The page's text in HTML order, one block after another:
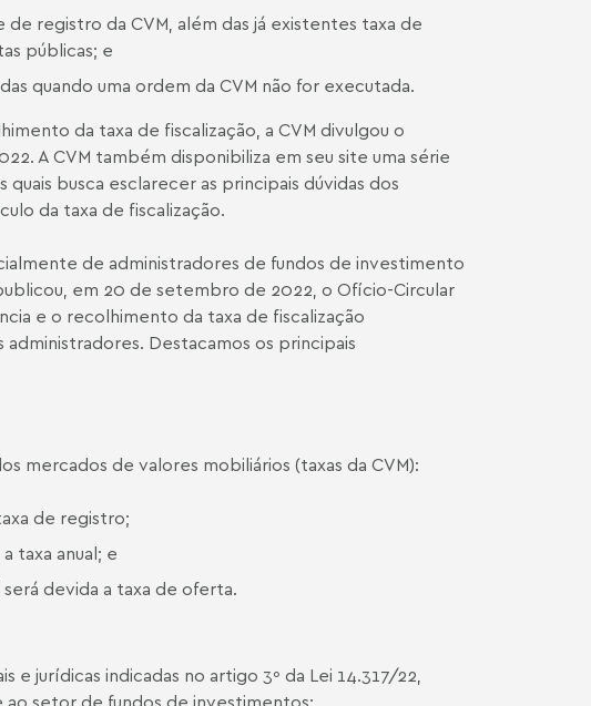
registro da CVM, além das já existentes taxa de
públicas; e
quando uma ordem da CVM não for executada.
da taxa de fiscalização, a CVM divulgou o
A CVM também disponibiliza em seu site uma série
quais busca esclarecer as principais dúvidas dos
da taxa de fiscalização.
de administradores de fundos de investimento
em 20 de setembro de 2022, o Ofício-Circular
e o recolhimento da taxa de fiscalização
Destacamos os principais
mercados de valores mobiliários (taxas da CVM):
de registro;
taxa anual; e
devida a taxa de oferta.
e jurídicas indicadas no artigo 3º da Lei 14.317/22,
setor de fundos de investimentos: